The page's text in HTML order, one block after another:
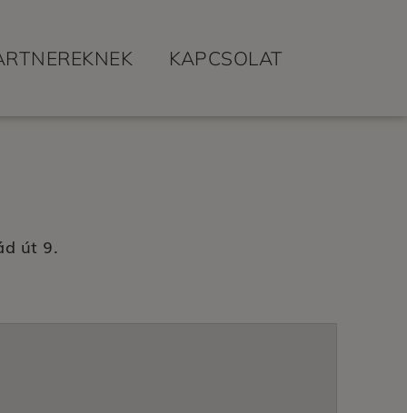
KAPCSOLAT
út 9.